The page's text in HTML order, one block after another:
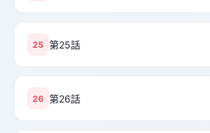
25 第25話
26 第26話